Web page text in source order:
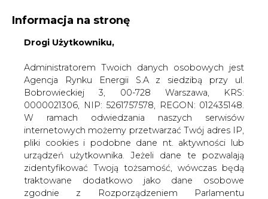
KONTAKT:
WYDAWCA PORTALU:
WYSOKI KONTRAST A A
ZALOGUJ SIĘ
Informacja na stronę
Drogi Użytkowniku,
Administratorem Twoich danych osobowych jest
Agencja Rynku Energii S.A z siedzibą przy ul.
Bobrowieckiej 3, 00-728 Warszawa, KRS:
0000021306, NIP: 5261757578, REGON: 012435148.
W ramach odwiedzania naszych serwisów
internetowych możemy przetwarzać Twój adres IP,
pliki cookies i podobne dane nt. aktywności lub
urządzeń użytkownika. Jeżeli dane te pozwalają
zidentyfikować Twoją tożsamość, wówczas będą
traktowane dodatkowo jako dane osobowe
zgodnie z Rozporządzeniem Parlamentu